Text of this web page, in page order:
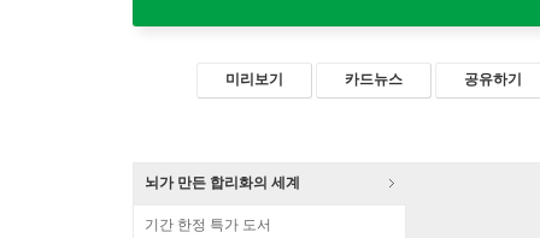
미리보기 카드뉴스 공유하기
뇌가 만든 합리화의 세계
기간 한정 특가 도서